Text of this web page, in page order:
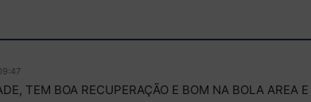
TEM BOA RECUPERAÇÃO E BOM NA BOLA AREA E